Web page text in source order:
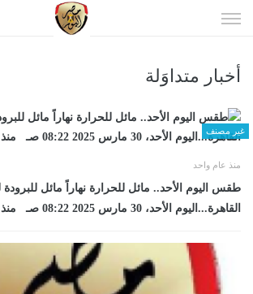
الى
أخبار متداوَلة
غير مصنف
منذ عام واحد
طقس اليوم الأحد.. مائل للحرارة نهاراً مائل
القاهرة...اليوم الأحد، 30 مارس 2025 08:22 صـ منذ 55 دقيقة